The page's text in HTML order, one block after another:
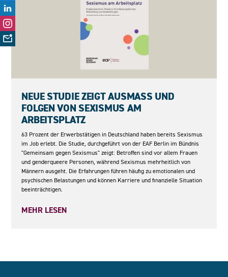
NEUE STUDIE ZEIGT AUSMASS UND F
OLGEN VON SEXISMUS AM A
RBEITSPLATZ
63 Prozent der Erwerbstätigen in Deutschland haben bereits Sexismus
im Job erlebt. Die Studie, durchgeführt von der EAF Berlin im Bündnis
"Gemeinsam gegen Sexismus" zeigt: Betroffen sind vor allem Frauen
und genderqueere Personen, während Sexismus mehrheitlich von
Männern ausgeht. Die Erfahrungen führen häufig zu emotionalen und
psychischen Belastungen und können Karriere und finanzielle Situation
beeinträchtigen.
MEHR LESEN